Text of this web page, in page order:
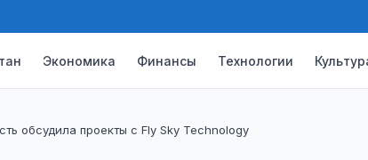
Экономика Финансы Технологии
обсудила проекты с Fly Sky Technology